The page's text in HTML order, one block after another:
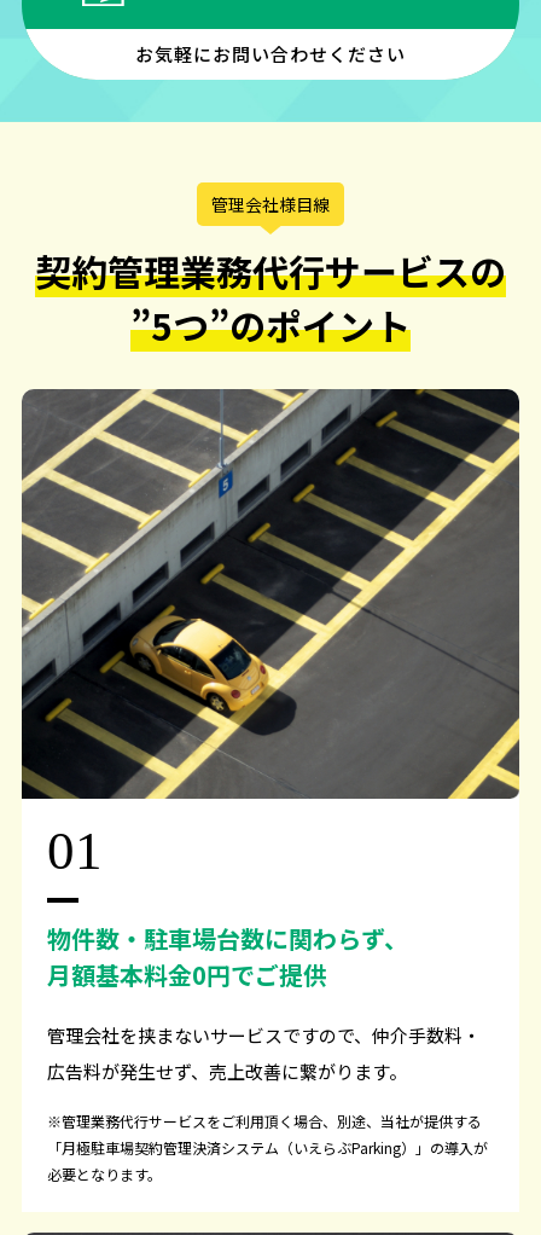
お気軽にお問い合わせください
管理会社様目線
契約管理業務代行サービスの
”5つ”のポイント
01
物件数・駐車場台数に関わらず、
月額基本料金0円でご提供
管理会社を挟まないサービスですので、仲介手数料・
広告料が発生せず、売上改善に繋がります。
※管理業務代行サービスをご利用頂く場合、別途、当社が提供する
「月極駐車場契約管理決済システム（いえらぶParking）」の導入が
必要となります。